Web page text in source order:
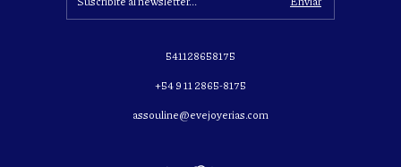
541128658175
+54 9 11 2865-8175
assouline@evejoyerias.com